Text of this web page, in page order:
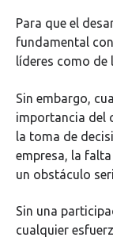
Para que el
fundamental
líderes como de
Sin embargo,
importancia del
la toma de
empresa, la
un obstáculo
Sin una
cualquier